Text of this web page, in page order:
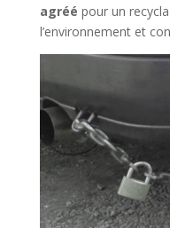
agréé pour un
l’environnement et